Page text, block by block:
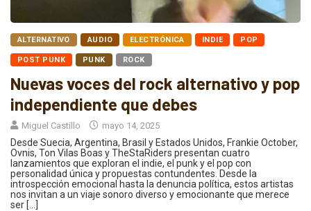
ALTERNATIVO AUDIO ELECTRÓNICA INDIE POP
POST PUNK PUNK ROCK
Nuevas voces del rock alternativo y pop
independiente que debes
Miguel Castillo mayo 14, 2025
Desde Suecia, Argentina, Brasil y Estados Unidos, Frankie October,
Ovnis, Ton Vilas Boas y TheStaRiders presentan cuatro
lanzamientos que exploran el indie, el punk y el pop con
personalidad única y propuestas contundentes. Desde la
introspección emocional hasta la denuncia política, estos artistas
nos invitan a un viaje sonoro diverso y emocionante que merece
ser […]